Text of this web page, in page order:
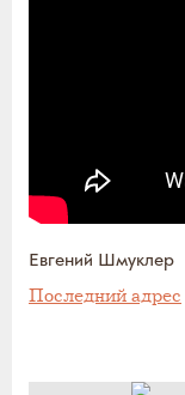
Евгений Шмуклер
Последний адрес